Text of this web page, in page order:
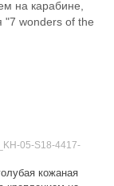
05-S18-4417-
кожаная